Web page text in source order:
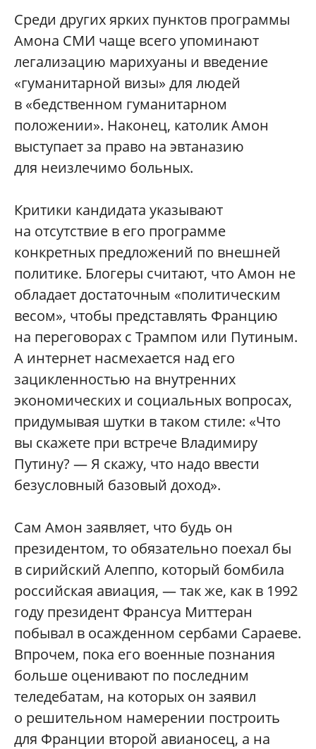
Среди других ярких пунктов программы
Амона СМИ чаще всего упоминают
легализацию марихуаны и введение
«гуманитарной визы» для людей
в «бедственном гуманитарном
положении». Наконец, католик Амон
выступает за право на эвтаназию
для неизлечимо больных.
Критики кандидата указывают
на отсутствие в его программе
конкретных предложений по внешней
политике. Блогеры считают, что Амон не
обладает достаточным «политическим
весом», чтобы представлять Францию
на переговорах с Трампом или Путиным.
А интернет насмехается над его
зацикленностью на внутренних
экономических и социальных вопросах,
придумывая шутки в таком стиле: «Что
вы скажете при встрече Владимиру
Путину? — Я скажу, что надо ввести
безусловный базовый доход».
Сам Амон заявляет, что будь он
президентом, то обязательно поехал бы
в сирийский Алеппо, который бомбила
российская авиация, — так же, как в 1992
году президент Франсуа Миттеран
побывал в осажденном сербами Сараеве.
Впрочем, пока его военные познания
больше оценивают по последним
теледебатам, на которых он заявил
о решительном намерении построить
для Франции второй авианосец, а на